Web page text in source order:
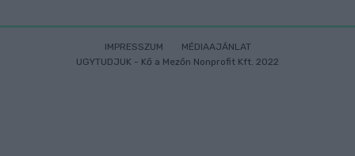
IMPRESSZUM
MÉDIAAJÁNLAT
UGYTUDJUK - Kő a Mezőn Nonprofit Kft. 2022